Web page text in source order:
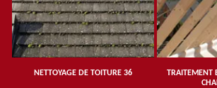
NETTOYAGE DE TOITURE 36
TRAITEMENT